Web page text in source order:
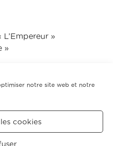
notre site web et notre
cookies
L’Empereur »
»